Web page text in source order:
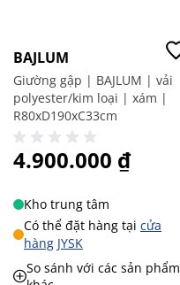
BAJLUM
Giường gập | BAJLUM | vải
polyester/kim loại | xám |
R80xD190xC33cm
4.900.000 ₫
Kho trung tâm
Có thể đặt hàng tại cửa
hàng JYSK
So sánh với các sản phẩm
1Mục